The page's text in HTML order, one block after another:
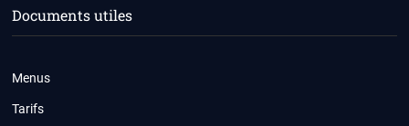
Documents utiles
Menus
Tarifs